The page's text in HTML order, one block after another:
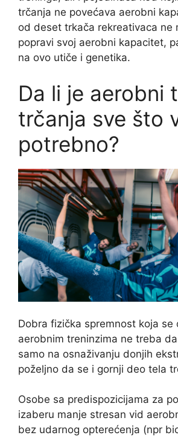
trčanja ne povećava aerobni
od deset trkača rekreativaca ne
popravi svoj aerobni kapacitet,
na ovo utiče i genetika.
Da li je aerobni
trčanja sve što
potrebno?
Dobra fizička spremnost koja se
aerobnim treninzima ne treba
samo na osnaživanju donjih
poželjno da se i gornji deo tela
Osobe sa predispozicijama za
izaberu manje stresan vid
bez udarnog opterećenja (npr